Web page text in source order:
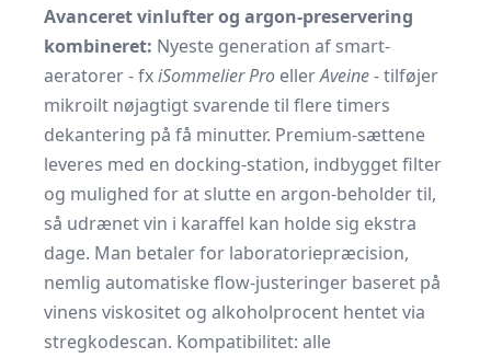
Avanceret vinlufter og argon-preservering
kombineret: Nyeste generation af smart-
aeratorer - fxiSommelier Pro ellerAveine- tilføjer
mikroilt nøjagtigt svarende til flere timers
dekantering på få minutter. Premium-sættene
leveres med en docking-station, indbygget filter
og mulighed for at slutte en argon-beholder til,
så udrænet vin i karaffel kan holde sig ekstra
dage. Man betaler for laboratoriepræcision,
nemlig automatiske flow-justeringer baseret på
vinens viskositet og alkoholprocent hentet via
stregkodescan. Kompatibilitet: alle